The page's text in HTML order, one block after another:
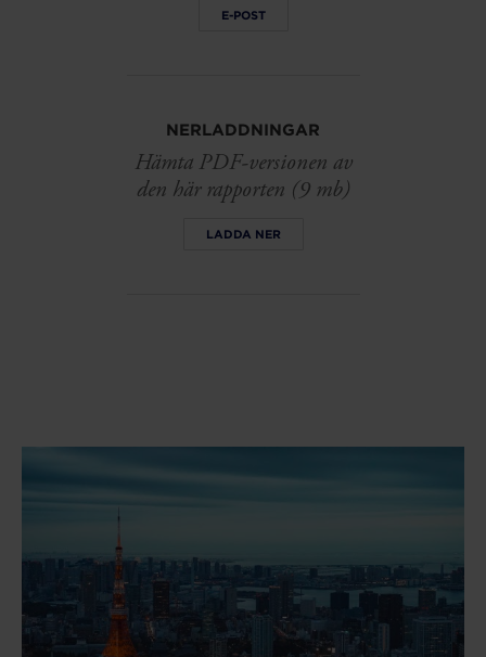
E-POST
NERLADDNINGAR
Hämta PDF-versionen av
den här rapporten (9 mb)
LADDA NER